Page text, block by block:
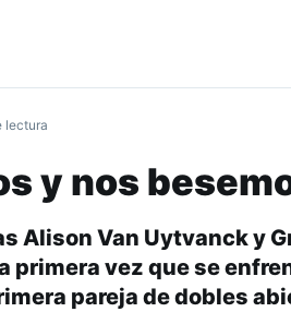
lectura
y nos
Alison Van Uytvanck y
primera vez que se
pareja de dobles